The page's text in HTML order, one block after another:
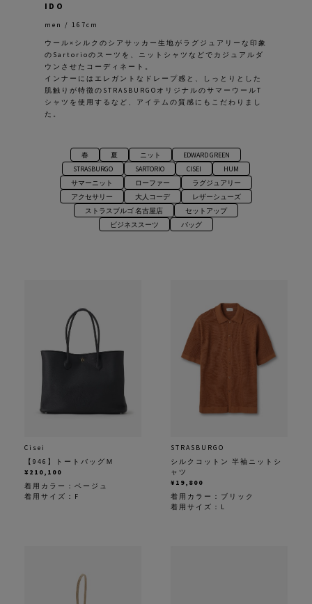
IDO
men / 167cm
ウール×シルクのシアサッカー生地がラグジュアリーな印象
のSartorioのスーツを、ニットシャツなどでカジュアルダ
ウンさせたコーディネート。
インナーにはエレガントなドレープ感と、しっとりとした
肌触りが特徴のSTRASBURGOオリジナルのサマーウールT
シャツを使用するなど、アイテムの質感にもこだわりまし
た。
春 夏 ニット
EDWARD GREEN
STRASBURGO
SARTORIO CISEI
HUM
サマーニット
ローファー
ラグジュアリー
アクセサリー
大人コーデ
レザーシューズ
ストラスブルゴ 名古屋店
セットアップ
ビジネススーツ
バッグ
Cisei
【946】トートバッグＭ
¥210,100
着用カラー： ベージュ
着用サイズ：F
STRASBURGO
シルクコットン 半袖ニットシ
ャツ
¥19,800
着用カラー： ブリック
着用サイズ：L